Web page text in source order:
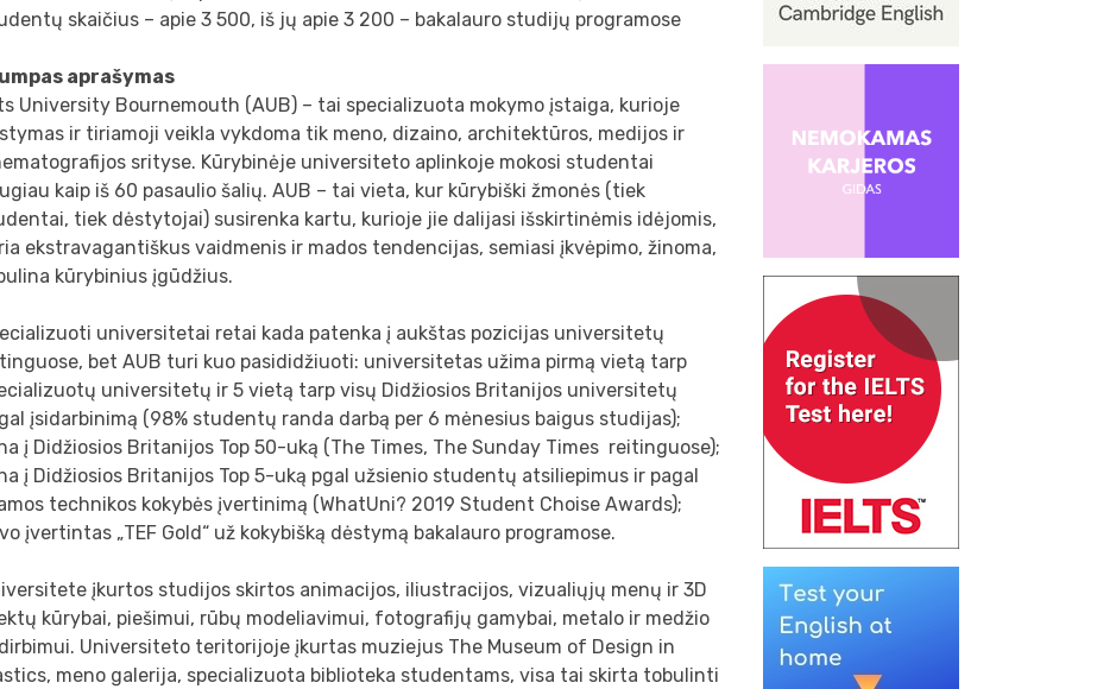
skaičius – apie 3 500, iš jų apie 3 200 – bakalauro studijų programose
aprašymas
University Bournemouth (AUB) – tai specializuota mokymo įstaiga, kurioje
ir tiriamoji veikla vykdoma tik meno, dizaino, architektūros, medijos ir
srityse. Kūrybinėje universiteto aplinkoje mokosi studentai
kaip iš 60 pasaulio šalių. AUB – tai vieta, kur kūrybiški žmonės (tiek
tiek dėstytojai) susirenka kartu, kurioje jie dalijasi išskirtinėmis idėjomis,
ekstravagantiškus vaidmenis ir mados tendencijas, semiasi įkvėpimo, žinoma,
kūrybinius įgūdžius.
universitetai retai kada patenka į aukštas pozicijas universitetų
bet AUB turi kuo pasididžiuoti: universitetas užima pirmą vietą tarp
universitetų ir 5 vietą tarp visų Didžiosios Britanijos universitetų
įsidarbinimą (98% studentų randa darbą per 6 mėnesius baigus studijas);
į Didžiosios Britanijos Top 50-uką (The Times, The Sunday Times reitinguose);
į Didžiosios Britanijos Top 5-uką pgal užsienio studentų atsiliepimus ir pagal
technikos kokybės įvertinimą (WhatUni? 2019 Student Choise Awards);
įvertintas „TEF Gold“ už kokybišką dėstymą bakalauro programose.
įkurtos studijos skirtos animacijos, iliustracijos, vizualiųjų menų ir 3D
kūrybai, piešimui, rūbų modeliavimui, fotografijų gamybai, metalo ir medžio
Universiteto teritorijoje įkurtas muziejus The Museum of Design in
meno galerija, specializuota biblioteka studentams, visa tai skirta tobulinti